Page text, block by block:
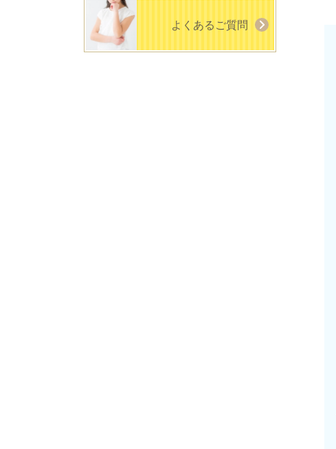
よくあるご質問